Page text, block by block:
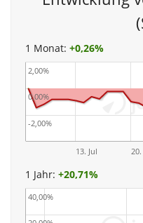
1 Monat: +0,26%
13. Jul 20.
-2,00%
0,00%
2,00%
1 Jahr: +20,71%
40,00%